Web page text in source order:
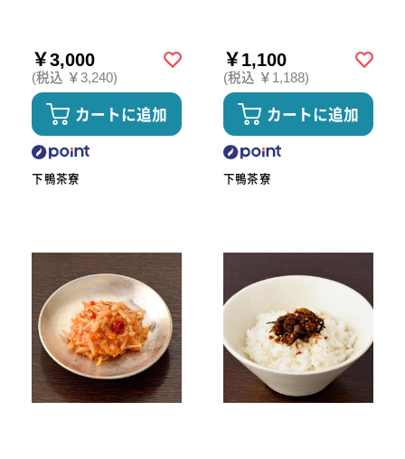
￥3,000
(税込 ￥3,240)
カートに追加
下鴨茶寮
￥1,100
(税込 ￥1,188)
カートに追加
下鴨茶寮